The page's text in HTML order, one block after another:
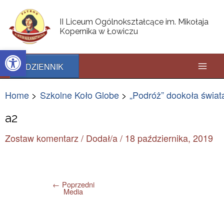
Open toolbar
content
II Liceum Ogólnokształcące im. Mikołaja
Kopernika w Łowiczu
DZIENNIK
Home Szkolne Koło Globe „Podróż” dookoła
a2
Zostaw komentarz / Dodał/a / 18 października, 2019
navigation
← Poprzedni
Media